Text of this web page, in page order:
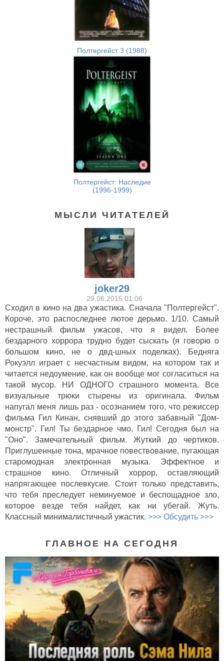
Полтергейст 3 (1988)
Полтергейст: Наследие
(1996-1999)
МЫСЛИ ЧИТАТЕЛЕЙ
joker29
29.06.2015 01:06
Сходил в кино на два ужастика. Сначала "Полтергейст".
Короче, это распоследнее лютое дерьмо. 1/10. Самый
нестрашный фильм ужасов, что я видел. Более
бездарного хоррора трудно будет сыскать (я говорю о
большом кино, не о двд-шных поделках). Бедняга
Рокуэлл играет с несчастным видом, на котором так и
читается недоумение, как он вообще мог согласиться на
такой мусор. НИ ОДНОГО страшного момента. Все
визуальные трюки стырены из оригинала. Фильм
напугал меня лишь раз - осознанием того, что режиссер
фильма Гил Кинан, снявший до этого забавный "Дом-
монстр". Гил! Ты бездарное чмо, Гил! Сегодня был на
"Оно". Замечательный фильм. Жуткий до чертиков.
Приглушенные тона, мрачное повествование, пугающая
старомодная электронная музыка. Эффектное и
страшное кино. Отличный хоррор, оставляющий
напрягающее послевкусие. Стоит только представить,
что тебя преследует неминуемое и беспощадное зло,
которое везде тебя найдет, как ни убегай. Жуть.
Классный минималистичный ужастик. >>> Обсудить >>>
ГЛАВНОЕ НА СЕГОДНЯ